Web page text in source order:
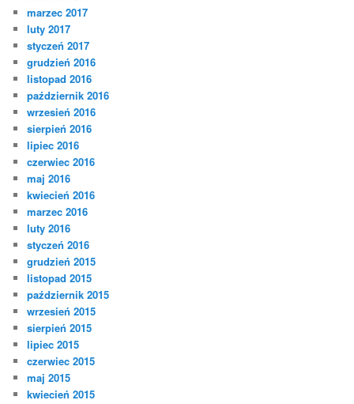
marzec 2017
luty 2017
styczeń 2017
grudzień 2016
listopad 2016
październik 2016
wrzesień 2016
sierpień 2016
lipiec 2016
czerwiec 2016
maj 2016
kwiecień 2016
marzec 2016
luty 2016
styczeń 2016
grudzień 2015
listopad 2015
październik 2015
wrzesień 2015
sierpień 2015
lipiec 2015
czerwiec 2015
maj 2015
kwiecień 2015